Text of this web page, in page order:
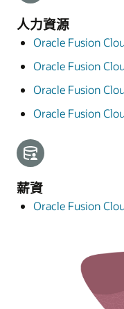
人力資源
Oracle Fusion
Oracle Fusion
Oracle Fusion
Oracle Fusion
薪資
Oracle Fusion